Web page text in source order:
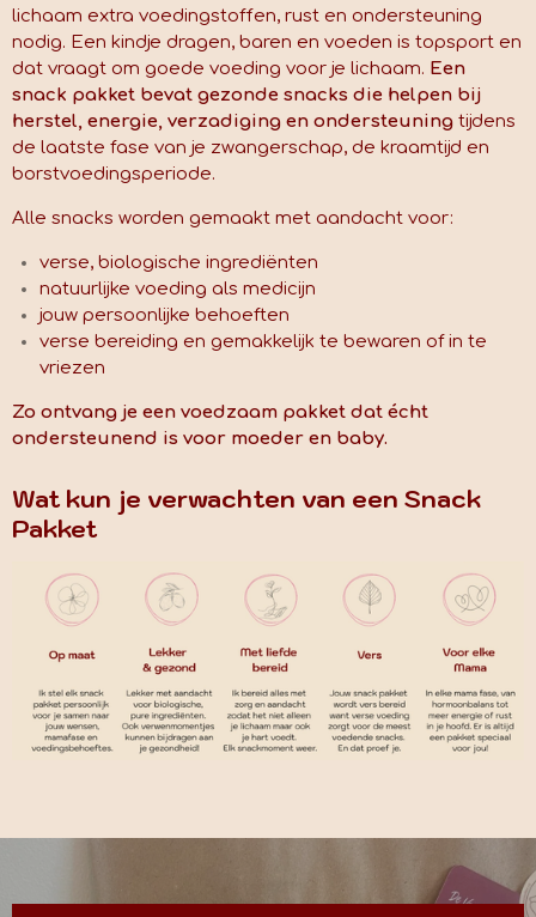
lichaam extra voedingstoffen, rust en ondersteuning
nodig. Een kindje dragen, baren en voeden is topsport en
dat vraagt om goede voeding voor je lichaam. Een
snack pakket bevat gezonde snacks die helpen bij
herstel, energie, verzadiging en ondersteuning tijdens
de laatste fase van je zwangerschap, de kraamtijd en
borstvoedingsperiode.
Alle snacks worden gemaakt met aandacht voor:
verse, biologische ingrediënten
natuurlijke voeding als medicijn
jouw persoonlijke behoeften
verse bereiding en gemakkelijk te bewaren of in te
vriezen
Zo ontvang je een voedzaam pakket dat écht
ondersteunend is voor moeder en baby.
Wat kun je verwachten van een Snack
Pakket